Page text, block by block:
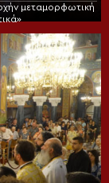
μεταμορφωτική